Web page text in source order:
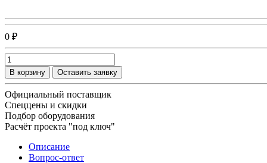
0 ₽
В корзину Оставить заявку
Официальный поставщик
Спеццены и скидки
Подбор оборудования
Расчёт проекта "под ключ"
Описание
Вопрос-ответ